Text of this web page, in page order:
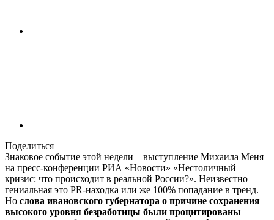
Поделиться
Знаковое событие этой недели – выступление Михаила Меня
на пресс-конференции РИА «Новости» «Нестоличный
кризис: что происходит в реальной России?». Неизвестно –
гениальная это PR-находка или же 100% попадание в тренд.
Но слова ивановского губернатора о причине сохранения
высокого уровня безработицы были процитированы